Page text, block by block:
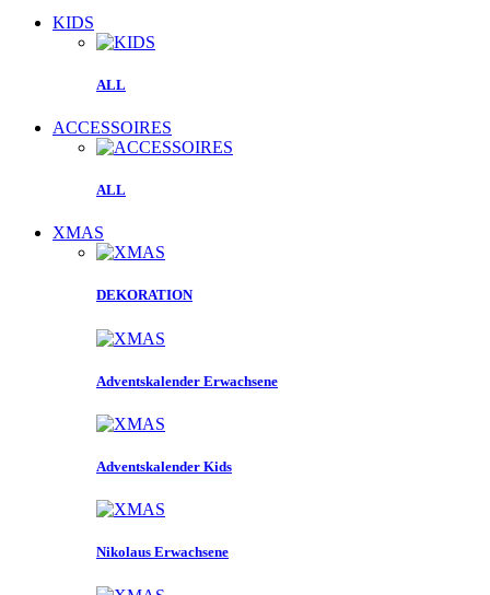
KIDS
ALL
ACCESSOIRES
ALL
XMAS
DEKORATION
Adventskalender Erwachsene
Adventskalender Kids
Nikolaus Erwachsene